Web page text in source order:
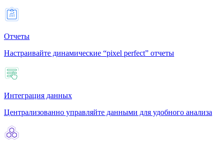
Отчеты
Настраивайте динамические “pixel perfect” отчеты
Интеграция данных
Централизованно управляйте данными для удобного анализа